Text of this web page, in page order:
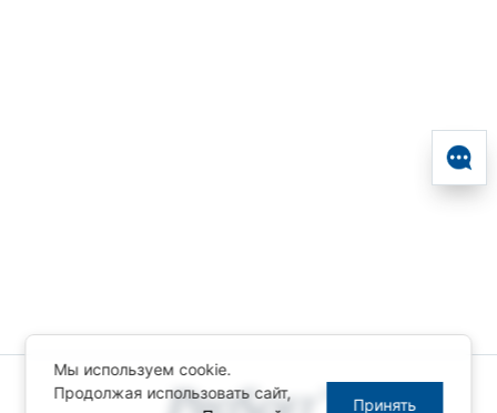
Мы используем cookie.
Продолжая использовать сайт,
Принять